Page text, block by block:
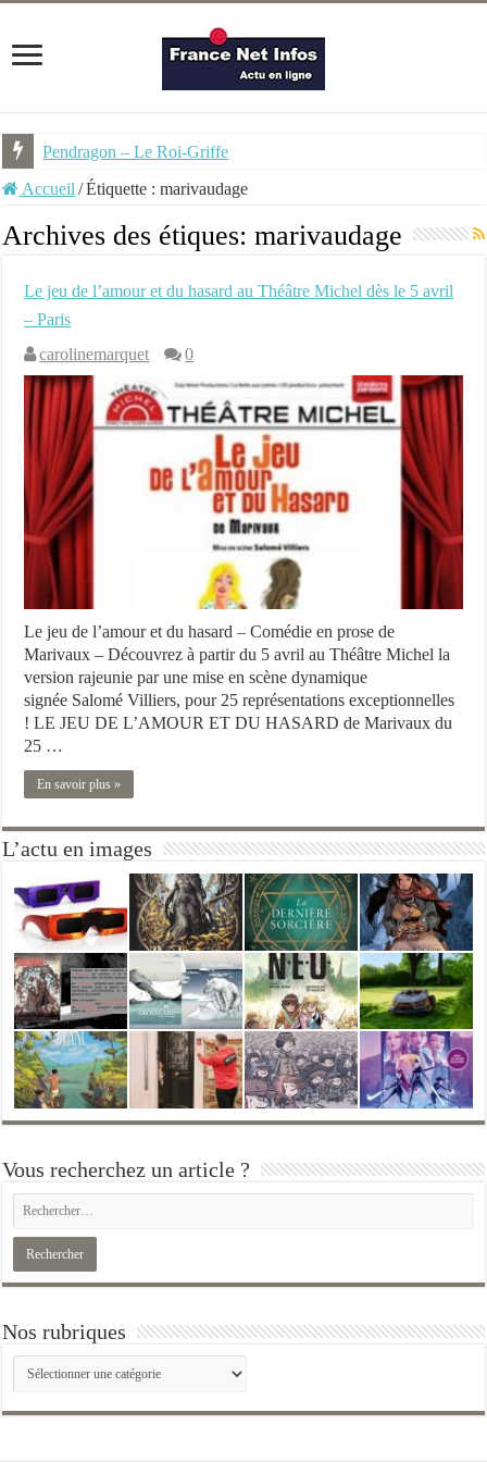
Pendragon – Le Roi-Griffe
Accueil /Étiquette :marivaudage
Archives des étiques:marivaudage
Le jeu de l’amour et du hasard au Théâtre Michel dès le 5 avril
– Paris
carolinemarquet
0
Le jeu de l’amour et du hasard – Comédie en prose de
Marivaux – Découvrez à partir du 5 avril au Théâtre Michel la
version rajeunie par une mise en scène dynamique
signée Salomé Villiers, pour 25 représentations exceptionnelles
! LE JEU DE L’AMOUR ET DU HASARD de Marivaux du
25 …
En savoir plus »
L’actu en images
Vous recherchez un article ?
Nos rubriques
Nos
rubriques